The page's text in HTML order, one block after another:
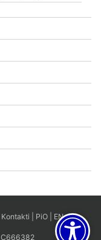
Kontakti PiO EN
C666382